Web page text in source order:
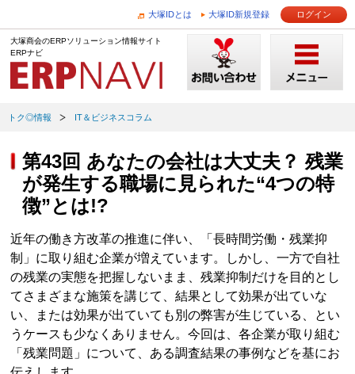
大塚IDとは 大塚ID新規登録 ログイン
大塚商会のERPソリューション情報サイト
ERPナビ
トク◎情報 IT＆ビジネスコラム
第43回 あなたの会社は大丈夫？ 残業
が発生する職場に見られた“4つの特
徴”とは!?
近年の働き方改革の推進に伴い、「長時間労働・残業抑
制」に取り組む企業が増えています。しかし、一方で自社
の残業の実態を把握しないまま、残業抑制だけを目的とし
てさまざまな施策を講じて、結果として効果が出ていな
い、または効果が出ていても別の弊害が生じている、とい
うケースも少なくありません。今回は、各企業が取り組む
「残業問題」について、ある調査結果の事例などを基にお